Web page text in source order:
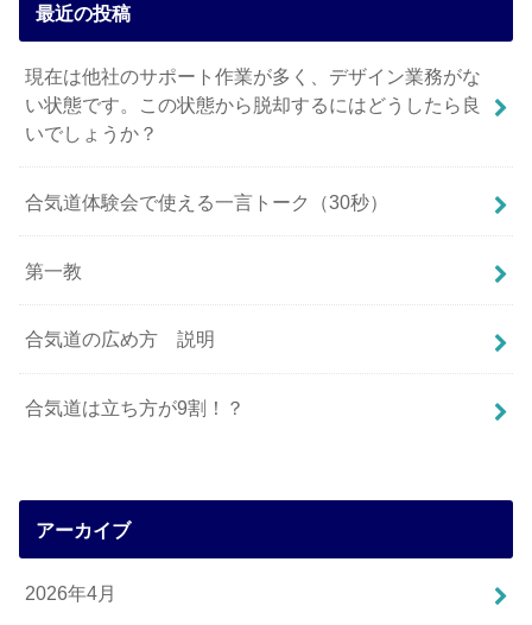
最近の投稿
現在は他社のサポート作業が多く、デザイン業務がな
い状態です。この状態から脱却するにはどうしたら良
いでしょうか？
合気道体験会で使える一言トーク（30秒）
第一教
合気道の広め方 説明
合気道は立ち方が9割！？
アーカイブ
2026年4月